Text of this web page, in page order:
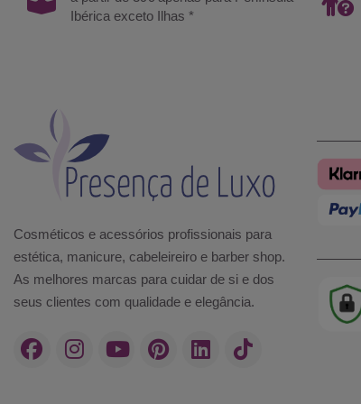
Ibérica exceto Ilhas *
Cosméticos e acessórios profissionais para
estética, manicure, cabeleireiro e barber shop.
As melhores marcas para cuidar de si e dos
seus clientes com qualidade e elegância.